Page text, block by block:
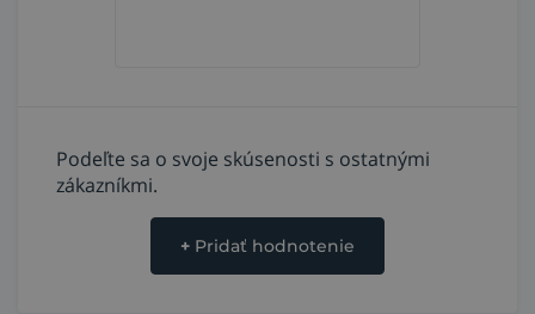
Podeľte sa o svoje skúsenosti s ostatnými
zákazníkmi.
+ Pridať hodnotenie